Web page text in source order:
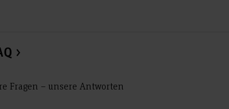
Fragen – unsere Antworten